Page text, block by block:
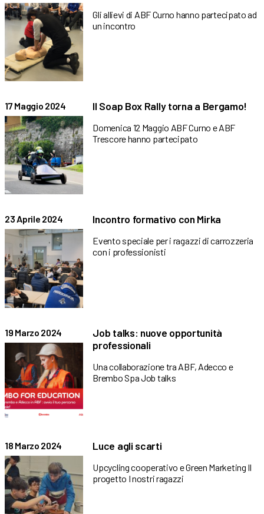
Gli allievi di ABF Curno hanno partecipato ad
un incontro
17 Maggio 2024 Il Soap Box Rally torna a Bergamo!
Domenica 12 Maggio ABF Curno e ABF
Trescore hanno partecipato
23 Aprile 2024 Incontro formativo con Mirka
Evento speciale per i ragazzi di carrozzeria
con i professionisti
19 Marzo 2024
Job talks: nuove opportunità
professionali
Una collaborazione tra ABF, Adecco e
Brembo Spa Job talks
18 Marzo 2024 Luce agli scarti
Upcycling cooperativo e Green Marketing Il
progetto I nostri ragazzi